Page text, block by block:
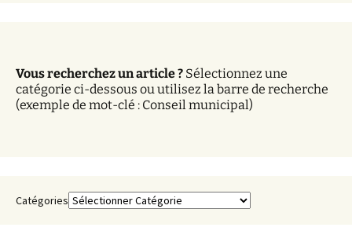
e
s
Vous recherchez un article ? Sélectionnez une
catégorie ci-dessous ou utilisez la barre de recherche
(exemple de mot-clé : Conseil municipal)
Catégories